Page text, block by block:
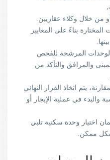
من خلال وكلاء عقاريين.
المختارة بناءً على المعايير
الوحدات المرشحة للفحص
والمرافق والتأكد من
يتم اتخاذ القرار النهائي
والبدء في عملية الإيجار أو
اختيار وحدة سكنية تلبي
ممكن.